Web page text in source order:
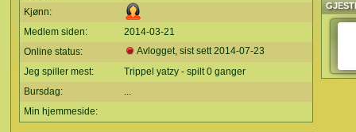
Kjønn:
Medlem siden:
2014-03-21
Online status:
Avlogget, sist sett2014-07-23
Jeg spiller mest:
Trippel yatzy - spilt 0 ganger
Bursdag:
...
Min hjemmeside: